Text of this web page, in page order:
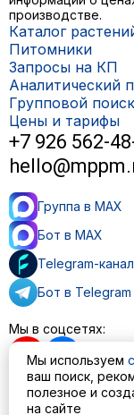
производстве.
Каталог
Питомники
Запросы на КП
Аналитический
Групповой поиск
Цены и тарифы
+7 926 562-
Группа в MAX
Бот в MAX
Telegram-канал
Бот в Telegram
Мы в соцсетях:
Пользовательское
Мы используем
ваш поиск,
полезное и
на сайте